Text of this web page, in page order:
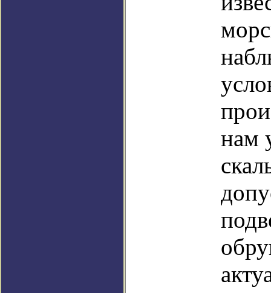
нам